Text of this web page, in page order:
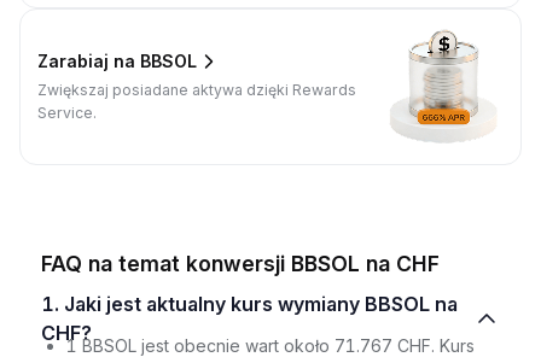
Zarabiaj na BBSOL
Zwiększaj posiadane aktywa dzięki Rewards
Service.
FAQ na temat konwersji BBSOL na CHF
1. Jaki jest aktualny kurs wymiany BBSOL na
CHF?
1 BBSOL jest obecnie wart około 71.767 CHF. Kurs